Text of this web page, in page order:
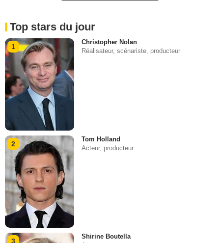
Top stars du jour
1
Christopher Nolan
Réalisateur, scénariste, producteur
2
Tom Holland
Acteur, producteur
3
Shirine Boutella